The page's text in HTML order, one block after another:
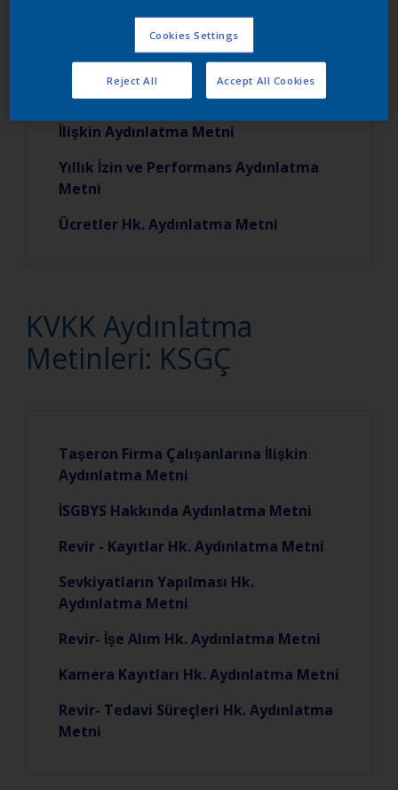
Eğitim Yönetim Faaliyetleri Hakkında
Aydınlatma Metni
Sigorta işlemleri Hk. Aydınlatma Metni
İlişkin Aydınlatma Metni
Yıllık İzin ve Performans Aydınlatma
Metni
Ücretler Hk. Aydınlatma Metni
KVKK Aydınlatma
Metinleri: KSGÇ
Taşeron Firma Çalışanlarına İlişkin
Aydınlatma Metni
İSGBYS Hakkında Aydınlatma Metni
Revir - Kayıtlar Hk. Aydınlatma Metni
Sevkiyatların Yapılması Hk.
Aydınlatma Metni
Revir- İşe Alım Hk. Aydınlatma Metni
Kamera Kayıtları Hk. Aydınlatma Metni
Revir- Tedavi Süreçleri Hk. Aydınlatma
Metni
Cookies Settings
Reject All Accept All Cookies